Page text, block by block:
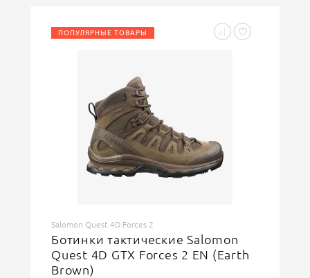
ПОПУЛЯРНЫЕ ТОВАРЫ
Salomon Quest 4D Forces 2
Ботинки тактические Salomon
Quest 4D GTX Forces 2 EN (Earth
Brown)